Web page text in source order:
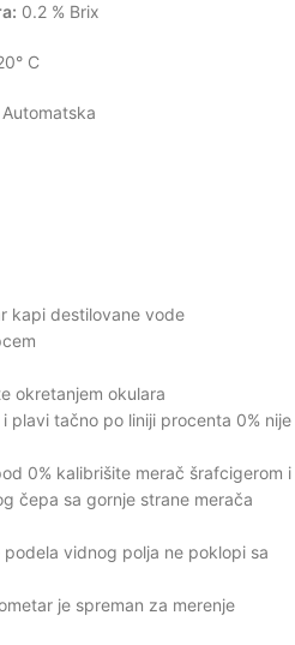
0.2 % Brix
C
Automatska
kapi destilovane vode
okretanjem okulara
plavi tačno po liniji procenta 0% nije
0% kalibrišite merač šrafcigerom i
čepa sa gornje strane merača
vidnog polja ne poklopi sa
je spreman za merenje